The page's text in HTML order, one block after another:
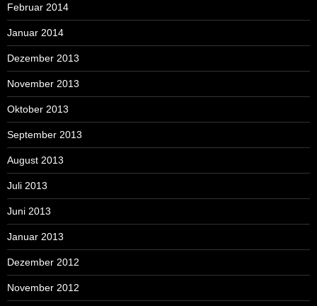
Februar 2014
Januar 2014
Dezember 2013
November 2013
Oktober 2013
September 2013
August 2013
Juli 2013
Juni 2013
Januar 2013
Dezember 2012
November 2012